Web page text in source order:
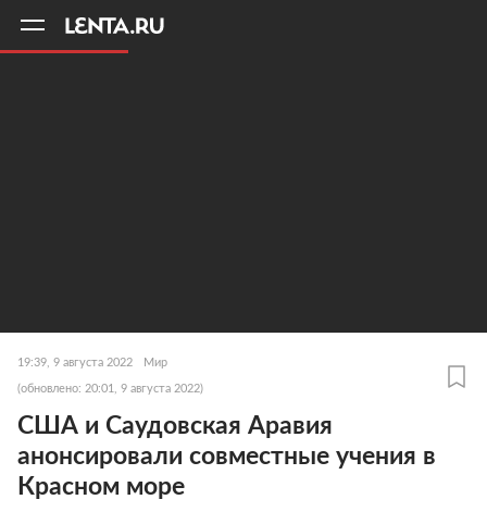
19:39, 9 августа 2022 Мир
(обновлено: 20:01, 9 августа 2022)
США и Саудовская Аравия
анонсировали совместные учения в
Красном море